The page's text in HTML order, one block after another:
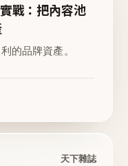
戰：把內容池
的品牌資產。
天下雜誌